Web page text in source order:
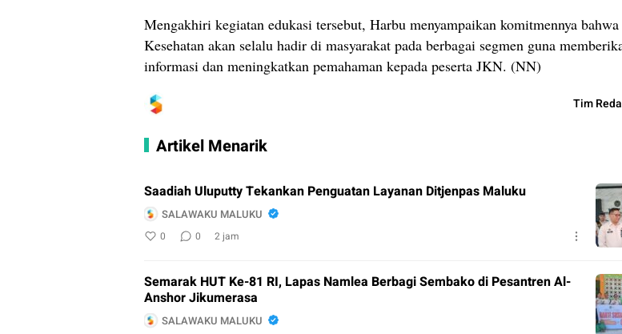
Mengakhiri kegiatan edukasi tersebut, Harbu menyampaikan komitmennya bahwa
Kesehatan akan selalu hadir di masyarakat pada berbagai segmen guna
informasi dan meningkatkan pemahaman kepada peserta JKN. (NN)
Tim
Artikel Menarik
Saadiah Uluputty Tekankan Penguatan Layanan Ditjenpas Maluku
SALAWAKU MALUKU
0 0 2 jam
Semarak HUT Ke-81 RI, Lapas Namlea Berbagi Sembako di Pesantren Al-
Anshor Jikumerasa
SALAWAKU MALUKU